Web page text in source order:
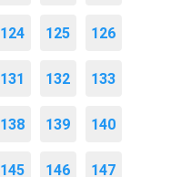
124 125 126
131 132 133
138 139 140
145 146 147